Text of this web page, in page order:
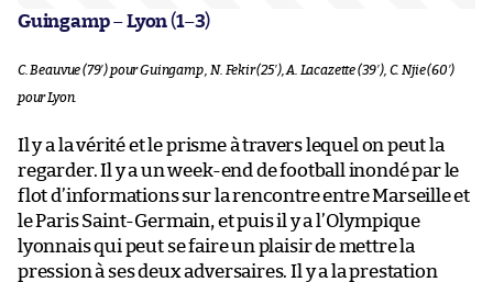
Guingamp–Lyon(1–3)
C. Beauvue (79′)pour Guingamp , N. Fekir (25′), A. Lacazette (39′), C. Njie (60′)
pour Lyon.
Il y a la vérité et le prisme à travers lequel on peut la
regarder. Il y a un week-end de football inondé par le
flot d’informations sur la rencontre entre Marseille et
le Paris Saint-Germain, et puis il y a l’Olympique
lyonnais qui peut se faire un plaisir de mettre la
pression à ses deux adversaires. Il y a la prestation